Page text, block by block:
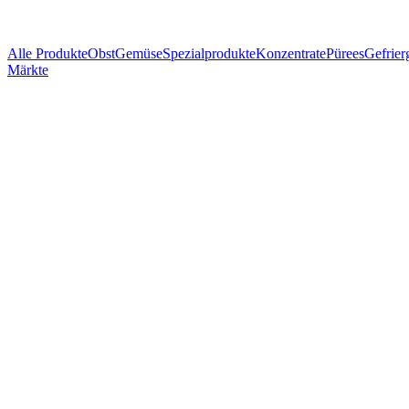
Alle ProdukteObstGemüseSpezialprodukteKonzentratePürees
Märkte